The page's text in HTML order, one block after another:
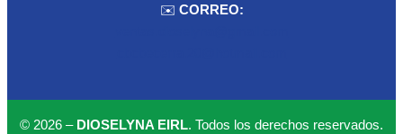
✉️ CORREO:
© 2026 – DIOSELYNA EIRL. Todos los derechos reservados.